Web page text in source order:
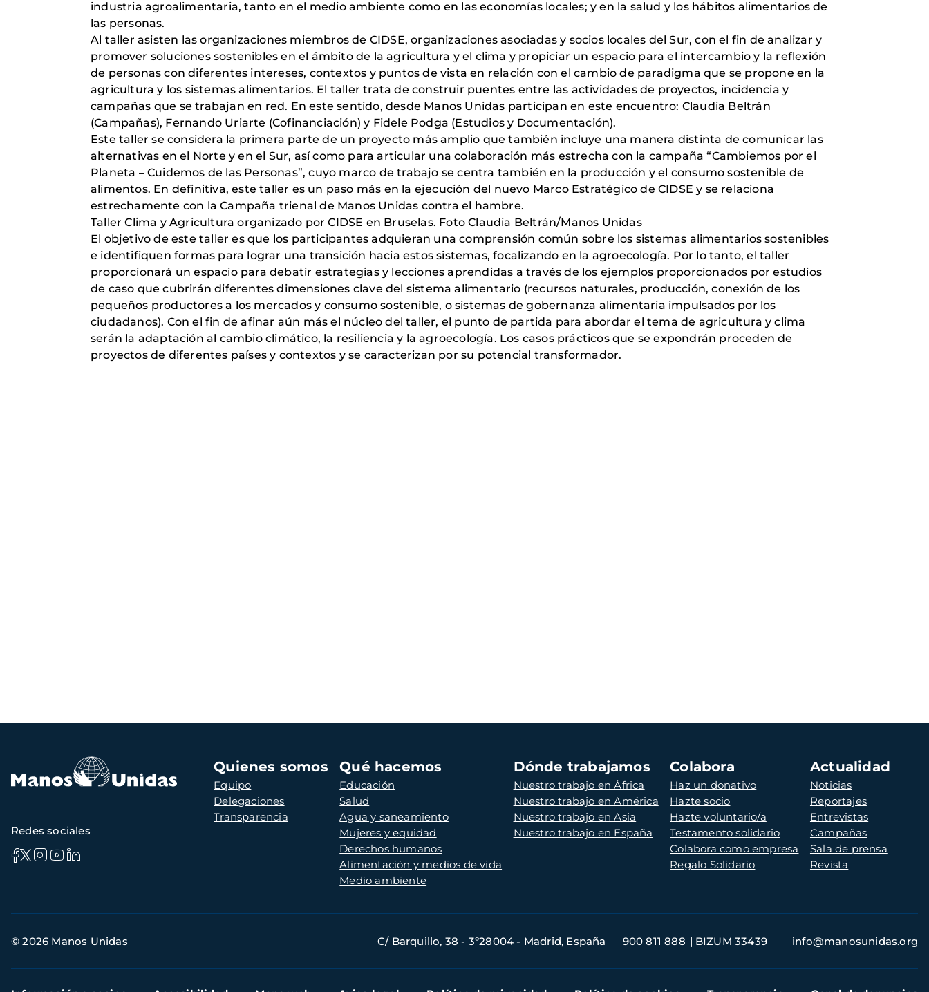
industria agroalimentaria, tanto en el medio ambiente como en las economías locales; y en la salud y los hábitos alimentarios de
las personas.
Al taller asisten las organizaciones miembros de CIDSE, organizaciones asociadas y socios locales del Sur, con el fin de analizar y
promover soluciones sostenibles en el ámbito de la agricultura y el clima y propiciar un espacio para el intercambio y la reflexión
de personas con diferentes intereses, contextos y puntos de vista en relación con el cambio de paradigma que se propone en la
agricultura y los sistemas alimentarios. El taller trata de construir puentes entre las actividades de proyectos, incidencia y
campañas que se trabajan en red. En este sentido, desde Manos Unidas participan en este encuentro: Claudia Beltrán
(Campañas), Fernando Uriarte (Cofinanciación) y Fidele Podga (Estudios y Documentación).
Este taller se considera la primera parte de un proyecto más amplio que también incluye una manera distinta de comunicar las
alternativas en el Norte y en el Sur, así como para articular una colaboración más estrecha con la campaña “Cambiemos por el
Planeta – Cuidemos de las Personas”, cuyo marco de trabajo se centra también en la producción y el consumo sostenible de
alimentos. En definitiva, este taller es un paso más en la ejecución del nuevo Marco Estratégico de CIDSE y se relaciona
estrechamente con la Campaña trienal de Manos Unidas contra el hambre.
Taller Clima y Agricultura organizado por CIDSE en Bruselas. Foto Claudia Beltrán/Manos Unidas
El objetivo de este taller es que los participantes adquieran una comprensión común sobre los sistemas alimentarios sostenibles
e identifiquen formas para lograr una transición hacia estos sistemas, focalizando en la agroecología. Por lo tanto, el taller
proporcionará un espacio para debatir estrategias y lecciones aprendidas a través de los ejemplos proporcionados por estudios
de caso que cubrirán diferentes dimensiones clave del sistema alimentario (recursos naturales, producción, conexión de los
pequeños productores a los mercados y consumo sostenible, o sistemas de gobernanza alimentaria impulsados por los
ciudadanos). Con el fin de afinar aún más el núcleo del taller, el punto de partida para abordar el tema de agricultura y clima
serán la adaptación al cambio climático, la resiliencia y la agroecología. Los casos prácticos que se expondrán proceden de
proyectos de diferentes países y contextos y se caracterizan por su potencial transformador.
Navegación
principal
Quienes somos
Equipo
Delegaciones
Transparencia
Qué hacemos
Educación
Salud
Agua y saneamiento
Mujeres y equidad
Derechos humanos
Alimentación y medios de vida
Medio ambiente
Dónde trabajamos
Nuestro trabajo en África
Nuestro trabajo en América
Nuestro trabajo en Asia
Nuestro trabajo en España
Colabora
Haz un donativo
Hazte socio
Hazte voluntario/a
Testamento solidario
Colabora como empresa
Regalo Solidario
Actualidad
Noticias
Reportajes
Entrevistas
Campañas
Sala de prensa
Revista
Redes sociales
de
© 2026 Manos Unidas C/ Barquillo, 38 - 3º28004 - Madrid, España 900 811 888 BIZUM 33439 info@manosunidas.org